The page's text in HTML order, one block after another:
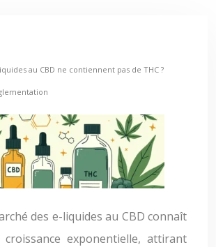
au CBD ne contiennent pas de THC ?
croissance exponentielle, attirant